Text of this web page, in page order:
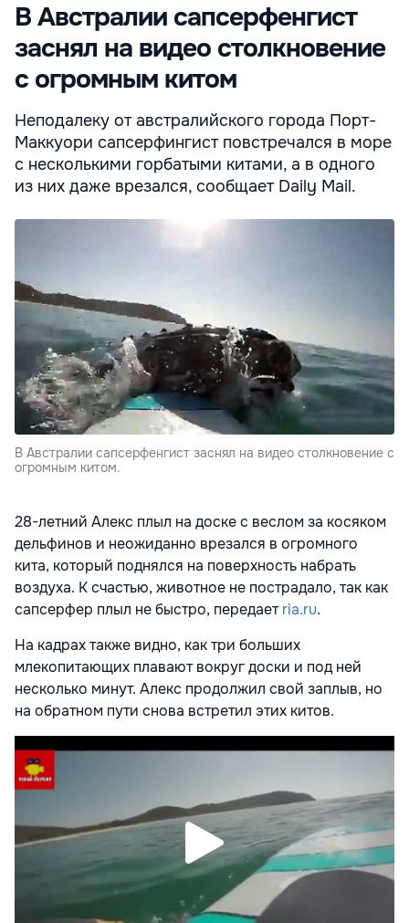
В Австралии сапсерфенгист
заснял на видео столкновение
с огромным китом
Неподалеку от австралийского города Порт-
Маккуори сапсерфингист повстречался в море
с несколькими горбатыми китами, а в одного
из них даже врезался, сообщает Daily Mail.
В Австралии сапсерфенгист заснял на видео столкновение с
огромным китом.
28-летний Алекс плыл на доске с веслом за косяком
дельфинов и неожиданно врезался в огромного
кита, который поднялся на поверхность набрать
воздуха. К счастью, животное не пострадало, так как
сапсерфер плыл не быстро, передаетria.ru.
На кадрах также видно, как три больших
млекопитающих плавают вокруг доски и под ней
несколько минут. Алекс продолжил свой заплыв, но
на обратном пути снова встретил этих китов.